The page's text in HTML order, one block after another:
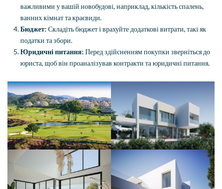
важливими у вашій новобудові, наприклад, кількість спалень,
ванних кімнат та краєвиди.
Бюджет: Складіть бюджет і врахуйте додаткові витрати, такі як
податки та збори.
Юридичні питання: Перед здійсненням покупки зверніться до
юриста, щоб він проаналізував контракти та юридичні питання.